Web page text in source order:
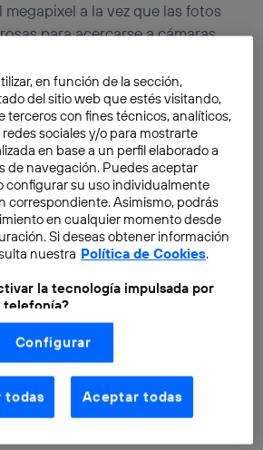
a la vez que las fotos
para acercarse a cámaras
que tardarían tiempo en ser
en función de la sección,
del sitio web que estés visitando,
terceros con fines técnicos, analíticos,
sociales y/o para mostrarte
en base a un perfil elaborado a
de navegación. Puedes aceptar
configurar su uso individualmente
correspondiente. Asimismo, podrás
en cualquier momento desde
Si deseas obtener información
nuestra Política de Cookies.
la tecnología impulsada por
telefonía?
S.A., utilizamos la tecnología Utiq para
de marketing digital o análisis
este aviso de consentimiento)
en nuestra(s) web(s)
utilizas una conexión a
, proporcionada por una de las
participantes, y otorgas tu
Configurar
todas Aceptar todas